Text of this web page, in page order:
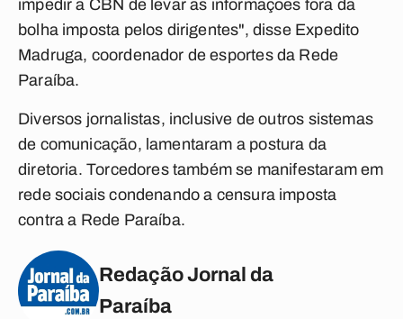
impedir a CBN de levar as informações fora da
bolha imposta pelos dirigentes", disse Expedito
Madruga, coordenador de esportes da Rede
Paraíba.
Diversos jornalistas, inclusive de outros sistemas
de comunicação, lamentaram a postura da
diretoria. Torcedores também se manifestaram em
rede sociais condenando a censura imposta
contra a Rede Paraíba.
Redação Jornal da
Paraíba